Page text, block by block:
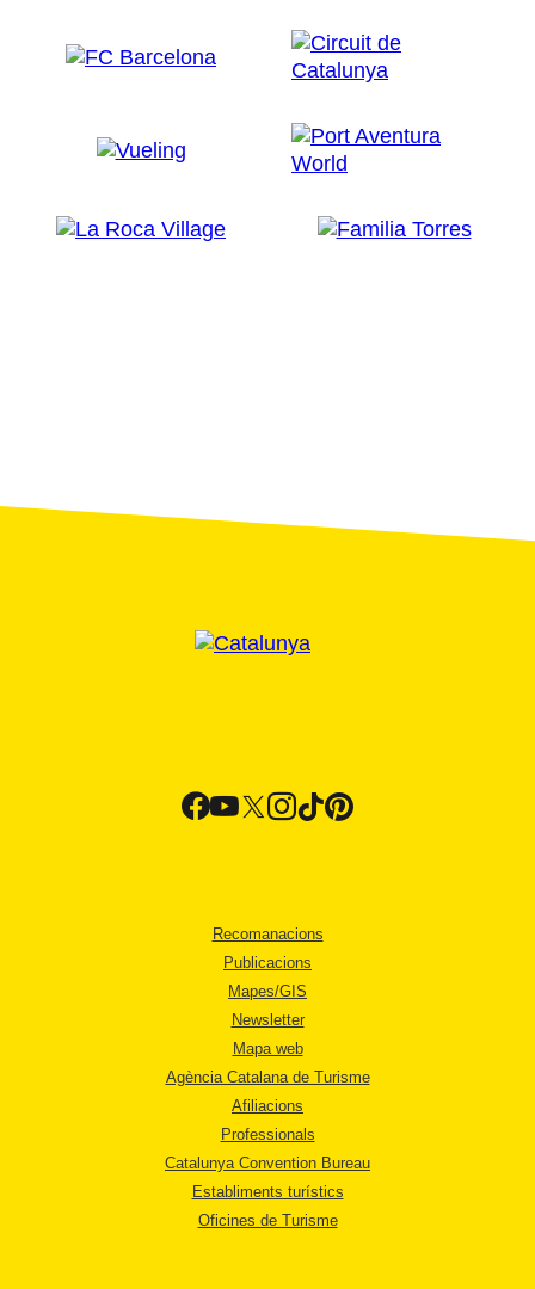
Recomanacions
Publicacions
Mapes/GIS
Newsletter
Mapa web
Agència Catalana de Turisme
Afiliacions
Professionals
Catalunya Convention Bureau
Establiments turístics
Oficines de Turisme